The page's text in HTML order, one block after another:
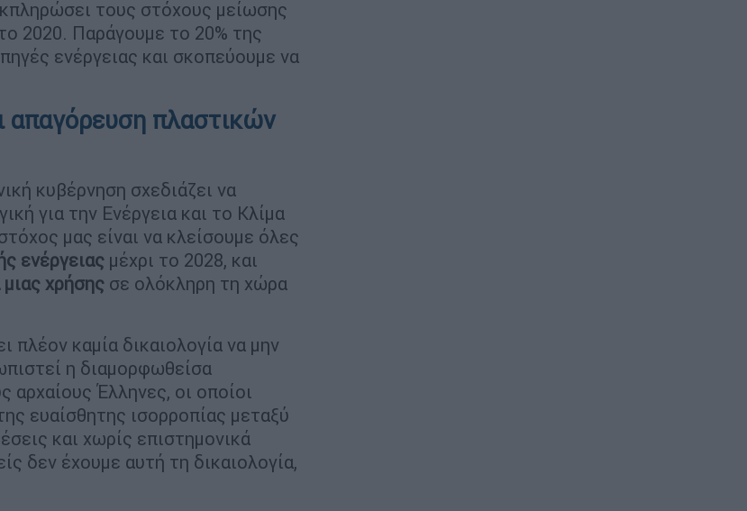
τους στόχους μείωσης
2020. Παράγουμε το 20% της
ενέργειας και σκοπεύουμε να
απαγόρευση πλαστικών
κυβέρνηση σχεδιάζει να
για την Ενέργεια και το Κλίμα
μας είναι να κλείσουμε όλες
ενέργειας μέχρι το 2028, και
χρήσης σε ολόκληρη τη χώρα
καμία δικαιολογία να μην
η διαμορφωθείσα
αρχαίους Έλληνες, οι οποίοι
ευαίσθητης ισορροπίας μεταξύ
και χωρίς επιστημονικά
δεν έχουμε αυτή τη δικαιολογία,